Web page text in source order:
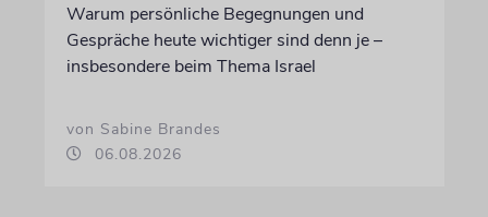
Warum persönliche Begegnungen und
Gespräche heute wichtiger sind denn je –
insbesondere beim Thema Israel
von Sabine Brandes
06.08.2026